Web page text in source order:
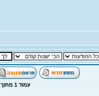
עמוד 1 מתוך